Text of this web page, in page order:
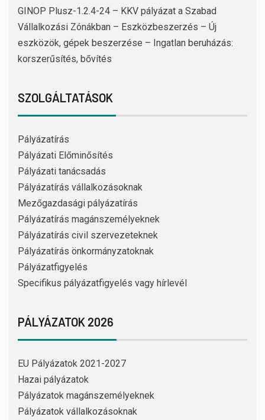
GINOP Plusz-1.2.4-24 – KKV pályázat a Szabad
Vállalkozási Zónákban – Eszközbeszerzés – Új
eszközök, gépek beszerzése – Ingatlan beruházás:
korszerűsítés, bővítés
SZOLGÁLTATÁSOK
Pályázatírás
Pályázati Előminősítés
Pályázati tanácsadás
Pályázatírás vállalkozásoknak
Mezőgazdasági pályázatírás
Pályázatírás magánszemélyeknek
Pályázatírás civil szervezeteknek
Pályázatírás önkormányzatoknak
Pályázatfigyelés
Specifikus pályázatfigyelés vagy hírlevél
PÁLYÁZATOK 2026
EU Pályázatok 2021-2027
Hazai pályázatok
Pályázatok magánszemélyeknek
Pályázatok vállalkozásoknak